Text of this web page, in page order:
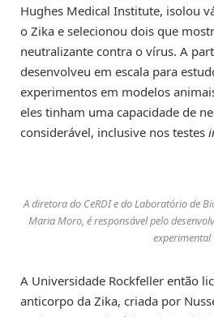
Hughes Medical Institute, isolou
o Zika e selecionou dois que
neutralizante contra o vírus. A
desenvolveu em escala para
experimentos em modelos
eles tinham uma capacidade de
considerável, inclusive nos testes
A diretora do CeRDI e do Laboratório de
Maria Moro, é responsável pelo
experimental
A Universidade Rockfeller então
anticorpo da Zika, criada por